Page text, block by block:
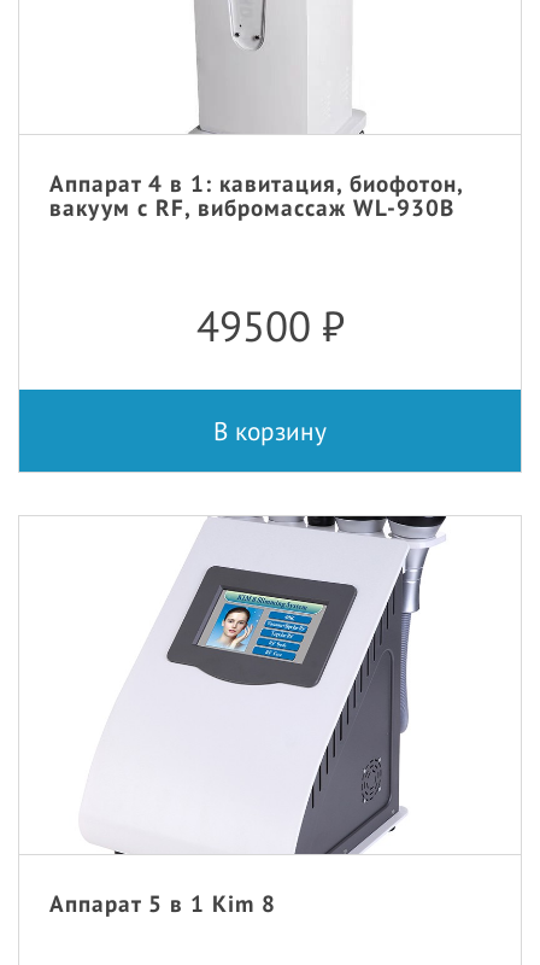
Аппарат 4 в 1: кавитация, биофотон,
вакуум с RF, вибромассаж WL-930В
49500 ₽
В корзину
Аппарат 5 в 1 Kim 8